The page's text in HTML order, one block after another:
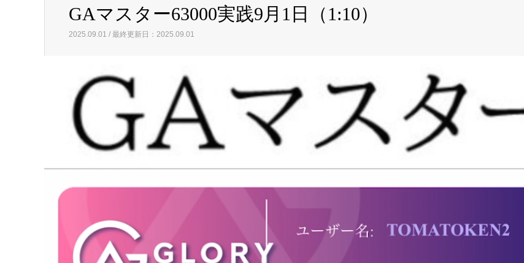
GAマスター63000実践9月1日（1:10）
2025.09.01 / 最終更新日：2025.09.01